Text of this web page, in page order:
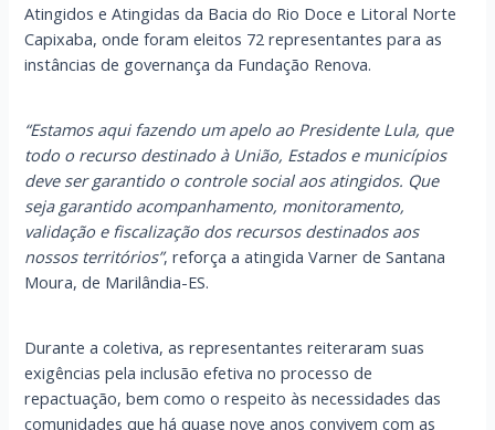
Atingidos e Atingidas da Bacia do Rio Doce e Litoral Norte
Capixaba, onde foram eleitos 72 representantes para as
instâncias de governança da Fundação Renova.
“Estamos aqui fazendo um apelo ao Presidente Lula, que
todo o recurso destinado à União, Estados e municípios
deve ser garantido o controle social aos atingidos. Que
seja garantido acompanhamento, monitoramento,
validação e fiscalização dos recursos destinados aos
nossos territórios”, reforça a atingida Varner de Santana
Moura, de Marilândia-ES.
Durante a coletiva, as representantes reiteraram suas
exigências pela inclusão efetiva no processo de
repactuação, bem como o respeito às necessidades das
comunidades que há quase nove anos convivem com as